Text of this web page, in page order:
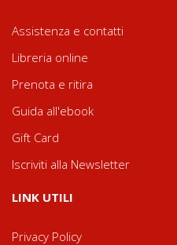
Assistenza e contatti
Libreria online
Prenota e ritira
Guida all'ebook
Gift Card
Iscriviti alla Newsletter
LINK UTILI
Privacy Policy